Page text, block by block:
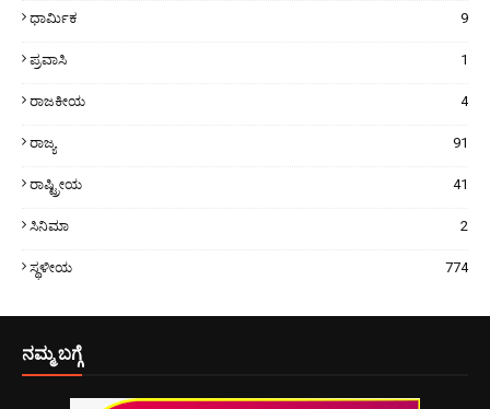
ಧಾರ್ಮಿಕ 9
ಪ್ರವಾಸಿ 1
ರಾಜಕೀಯ 4
ರಾಜ್ಯ 91
ರಾಷ್ಟ್ರೀಯ 41
ಸಿನಿಮಾ 2
ಸ್ಥಳೀಯ 774
ನಮ್ಮ ಬಗ್ಗೆ